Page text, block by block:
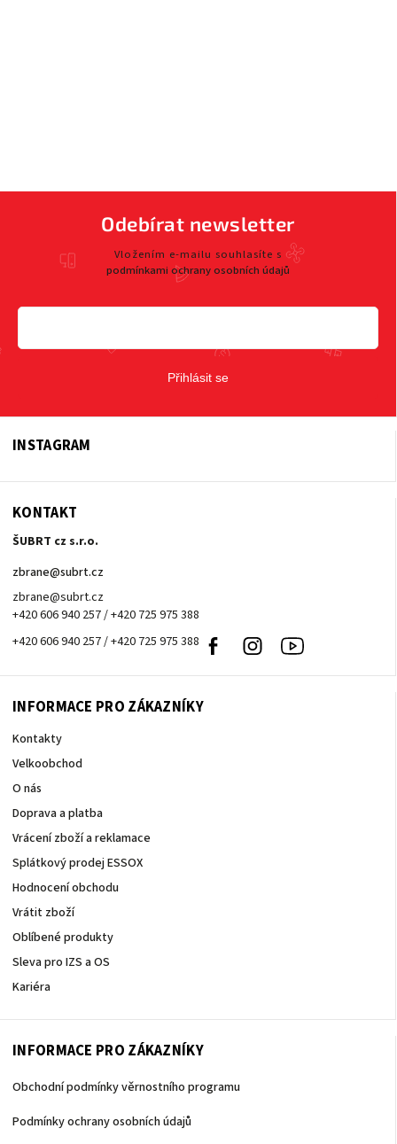
Odebírat newsletter
Vložením e-mailu souhlasíte s
podmínkami ochrany osobních údajů
Přihlásit se
INSTAGRAM
KONTAKT
ŠUBRT cz s.r.o.
zbrane@subrt.cz
zbrane@subrt.cz
+420 606 940 257 / +420 725 975 388
+420 606 940 257 / +420 725 975 388
Facebook Instagram
INFORMACE PRO ZÁKAZNÍKY
Kontakty
Velkoobchod
O nás
Doprava a platba
Vrácení zboží a reklamace
Splátkový prodej ESSOX
Hodnocení obchodu
Vrátit zboží
Oblíbené produkty
Sleva pro IZS a OS
Kariéra
INFORMACE PRO ZÁKAZNÍKY
Obchodní podmínky věrnostního programu
Podmínky ochrany osobních údajů